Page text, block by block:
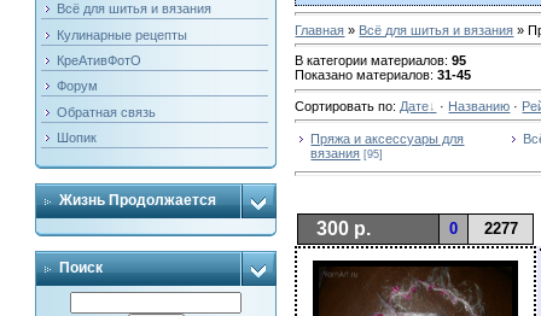
Всё для шитья и вязания
Кулинарные рецепты
КреАтивФотО
Форум
Обратная связь
Шопик
Жизнь Продолжается
Поиск
Главная » Всё для шитья и вязания »
В категории материалов:95
Показано материалов:31-45
Сортировать по: Дате · Названию ·
Пряжа и аксессуары для
вязания [95]
300 р. 0 2277